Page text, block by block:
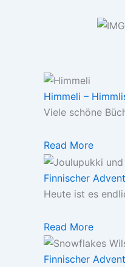
Himmeli –
Viele schöne
Read More
Finnischer
Heute ist es
Read More
Finnischer